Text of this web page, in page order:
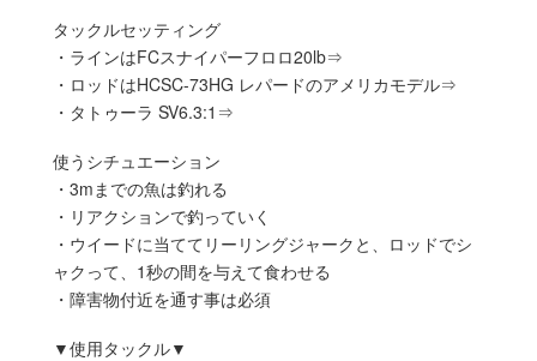
タックルセッティング
・ラインはFCスナイパーフロロ20lb⇒
・ロッドはHCSC-73HG レパードのアメリカモデル⇒
・タトゥーラ SV6.3:1⇒
使うシチュエーション
・3mまでの魚は釣れる
・リアクションで釣っていく
・ウイードに当ててリーリングジャークと、ロッドでシ
ャクって、1秒の間を与えて食わせる
・障害物付近を通す事は必須
▼使用タックル▼